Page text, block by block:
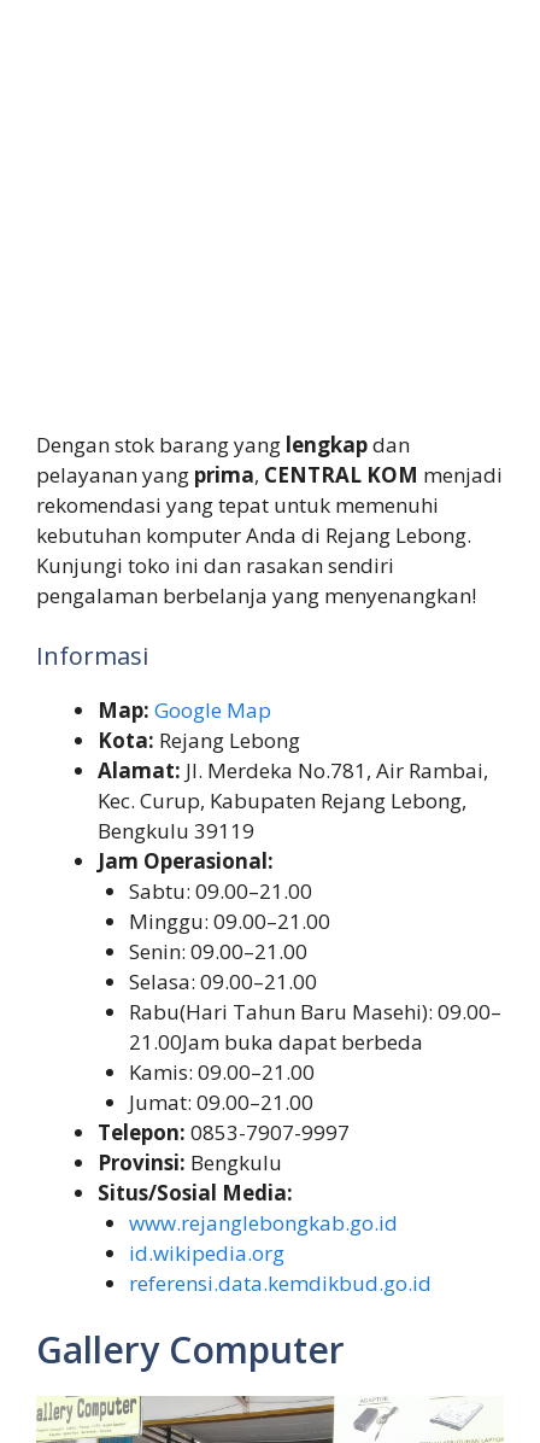
Dengan stok barang yang lengkapdan
pelayanan yang prima, CENTRAL KOM menjadi
rekomendasi yang tepat untuk memenuhi
kebutuhan komputer Anda di Rejang Lebong.
Kunjungi toko ini dan rasakan sendiri
pengalaman berbelanja yang menyenangkan!
Informasi
Map: Google Map
Kota: Rejang Lebong
Alamat: Jl. Merdeka No.781, Air Rambai,
Kec. Curup, Kabupaten Rejang Lebong,
Bengkulu 39119
Jam Operasional:
Sabtu: 09.00–21.00
Minggu: 09.00–21.00
Senin: 09.00–21.00
Selasa: 09.00–21.00
Rabu(Hari Tahun Baru Masehi): 09.00–
21.00Jam buka dapat berbeda
Kamis: 09.00–21.00
Jumat: 09.00–21.00
Telepon: 0853-7907-9997
Provinsi: Bengkulu
Situs/Sosial Media:
www.rejanglebongkab.go.id
id.wikipedia.org
referensi.data.kemdikbud.go.id
Gallery Computer